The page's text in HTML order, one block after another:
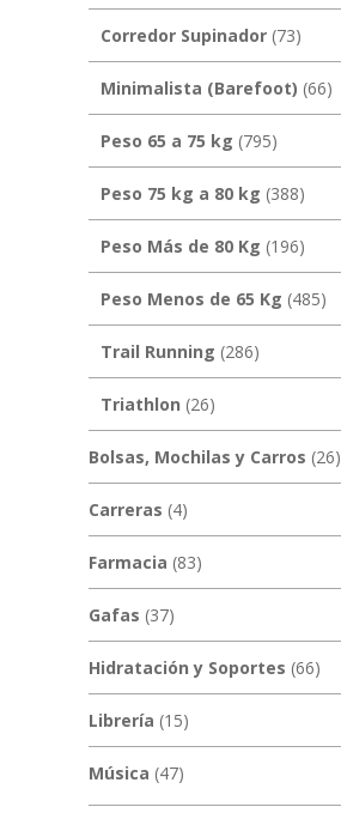
Corredor Supinador(73)
Minimalista (Barefoot) (66)
Peso 65 a 75 kg (795)
Peso 75 kg a 80 kg (388)
Peso Más de 80 Kg (196)
Peso Menos de 65 Kg (485)
Trail Running (286)
Triathlon (26)
Bolsas, Mochilas y Carros (26)
Carreras (4)
Farmacia (83)
Gafas (37)
Hidratación y Soportes (66)
Librería (15)
Música (47)